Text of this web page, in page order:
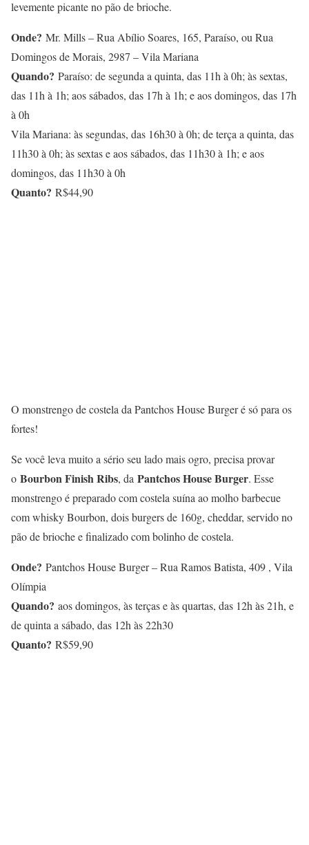
levemente picante no pão de brioche.
Onde? Mr. Mills – Rua Abílio Soares, 165, Paraíso, ou Rua
Domingos de Morais, 2987 – Vila Mariana
Quando? Paraíso: de segunda a quinta, das 11h à 0h; às sextas,
das 11h à 1h; aos sábados, das 17h à 1h; e aos domingos, das 17h
à 0h
Vila Mariana: às segundas, das 16h30 à 0h; de terça a quinta, das
11h30 à 0h; às sextas e aos sábados, das 11h30 à 1h; e aos
domingos, das 11h30 à 0h
Quanto? R$44,90
O monstrengo de costela da Pantchos House Burger é só para os
fortes!
Se você leva muito a sério seu lado mais ogro, precisa provar
o Bourbon Finish Ribs, da Pantchos House Burger. Esse
monstrengo é preparado com costela suína ao molho barbecue
com whisky Bourbon, dois burgers de 160g, cheddar, servido no
pão de brioche e finalizado com bolinho de costela.
Onde? Pantchos House Burger – Rua Ramos Batista, 409 , Vila
Olímpia
Quando? aos domingos, às terças e às quartas, das 12h às 21h, e
de quinta a sábado, das 12h às 22h30
Quanto? R$59,90